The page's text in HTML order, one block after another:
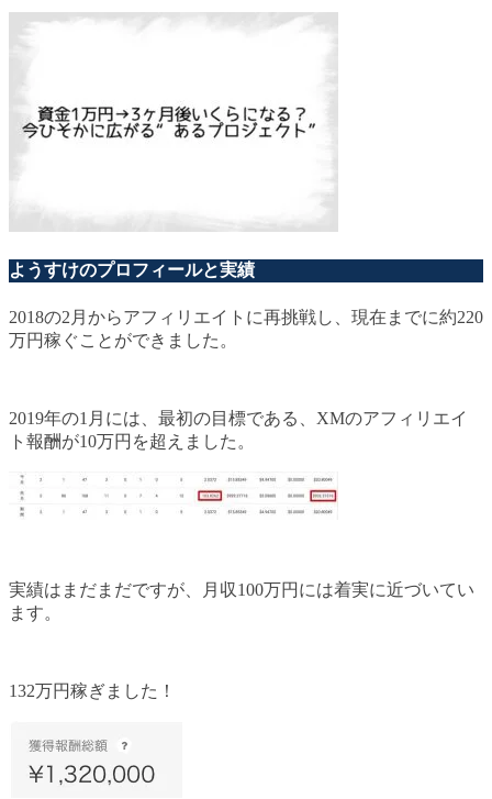
ようすけのプロフィールと実績
2018の2月からアフィリエイトに再挑戦し、現在までに約220
万円稼ぐことができました。
2019年の1月には、最初の目標である、XMのアフィリエイ
ト報酬が10万円を超えました。
実績はまだまだですが、月収100万円には着実に近づいてい
ます。
132万円稼ぎました！